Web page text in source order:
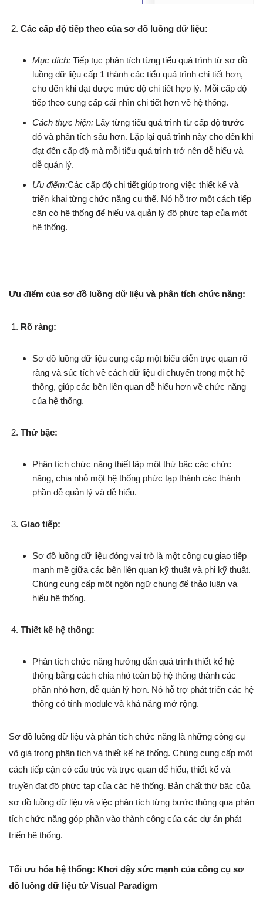
Các cấp độ tiếp theo của sơ đồ luồng dữ liệu:
Mục đích: Tiếp tục phân tích từng tiểu quá trình từ sơ đồ
luồng dữ liệu cấp 1 thành các tiểu quá trình chi tiết hơn,
cho đến khi đạt được mức độ chi tiết hợp lý. Mỗi cấp độ
tiếp theo cung cấp cái nhìn chi tiết hơn về hệ thống.
Cách thực hiện: Lấy từng tiểu quá trình từ cấp độ trước
đó và phân tích sâu hơn. Lặp lại quá trình này cho đến khi
đạt đến cấp độ mà mỗi tiểu quá trình trở nên dễ hiểu và
dễ quản lý.
Ưu điểm:Các cấp độ chi tiết giúp trong việc thiết kế và
triển khai từng chức năng cụ thể. Nó hỗ trợ một cách tiếp
cận có hệ thống để hiểu và quản lý độ phức tạp của một
hệ thống.
Ưu điểm của sơ đồ luồng dữ liệu và phân tích chức năng:
Rõ ràng:
Sơ đồ luồng dữ liệu cung cấp một biểu diễn trực quan rõ
ràng và súc tích về cách dữ liệu di chuyển trong một hệ
thống, giúp các bên liên quan dễ hiểu hơn về chức năng
của hệ thống.
Thứ bậc:
Phân tích chức năng thiết lập một thứ bậc các chức
năng, chia nhỏ một hệ thống phức tạp thành các thành
phần dễ quản lý và dễ hiểu.
Giao tiếp:
Sơ đồ luồng dữ liệu đóng vai trò là một công cụ giao tiếp
mạnh mẽ giữa các bên liên quan kỹ thuật và phi kỹ thuật.
Chúng cung cấp một ngôn ngữ chung để thảo luận và
hiểu hệ thống.
Thiết kế hệ thống:
Phân tích chức năng hướng dẫn quá trình thiết kế hệ
thống bằng cách chia nhỏ toàn bộ hệ thống thành các
phần nhỏ hơn, dễ quản lý hơn. Nó hỗ trợ phát triển các hệ
thống có tính module và khả năng mở rộng.
Sơ đồ luồng dữ liệu và phân tích chức năng là những công cụ
vô giá trong phân tích và thiết kế hệ thống. Chúng cung cấp một
cách tiếp cận có cấu trúc và trực quan để hiểu, thiết kế và
truyền đạt độ phức tạp của các hệ thống. Bản chất thứ bậc của
sơ đồ luồng dữ liệu và việc phân tích từng bước thông qua phân
tích chức năng góp phần vào thành công của các dự án phát
triển hệ thống.
Tối ưu hóa hệ thống: Khơi dậy sức mạnh của công cụ sơ
đồ luồng dữ liệu từ Visual Paradigm